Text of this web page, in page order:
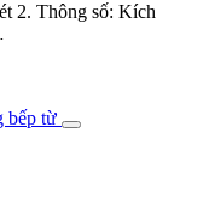
2. Thông số: Kích